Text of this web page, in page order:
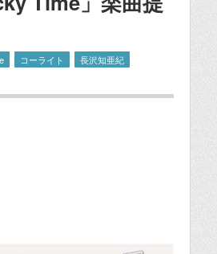
コーライト
長沢知亜紀